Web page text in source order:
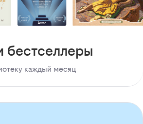
бестселлеры
каждый месяц